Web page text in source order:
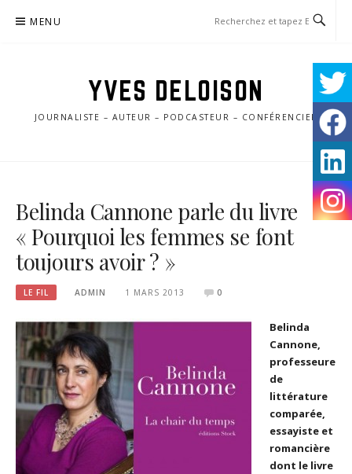
MENU
YVES DELOISON
JOURNALISTE – AUTEUR – PODCASTEUR – CONFÉRENCIER
Belinda Cannone parle du livre
« Pourquoi les femmes se font
toujours avoir ? »
LE FIL ADMIN 1 MARS 2013 0
Belinda
Cannone,
professeure
de
littérature
comparée,
essayiste et
romancière
dont le livre